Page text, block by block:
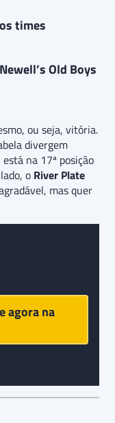
times
Old Boys
ou seja, vitória.
divergem
está na 17ª posição
o River Plate
mas quer
agora na